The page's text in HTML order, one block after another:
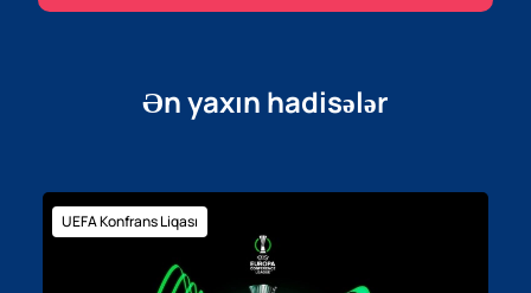
Ən yaxın hadisələr
UEFA Konfrans Liqası